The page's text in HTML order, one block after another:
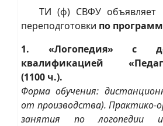
ТИ (ф) СВФУ объявляет
переподготовки по
1. «Логопедия» с
квалификацией
(1100 ч.).
Форма обучения:
от производства). Практико-
занятия по логопедии и